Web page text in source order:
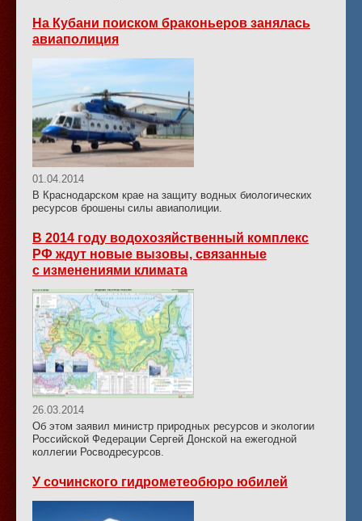
На Кубани поиском браконьеров занялась
авиаполиция
01.04.2014
В Краснодарском крае на защиту водных биологических
ресурсов брошены силы авиаполиции.
В 2014 году водохозяйственный комплекс
РФ ждут новые вызовы, связанные
с изменениями климата
26.03.2014
Об этом заявил министр природных ресурсов и экологии
Российской Федерации Сергей Донской на ежегодной
коллегии Росводресурсов.
У сочинского гидрометеобюро юбилей